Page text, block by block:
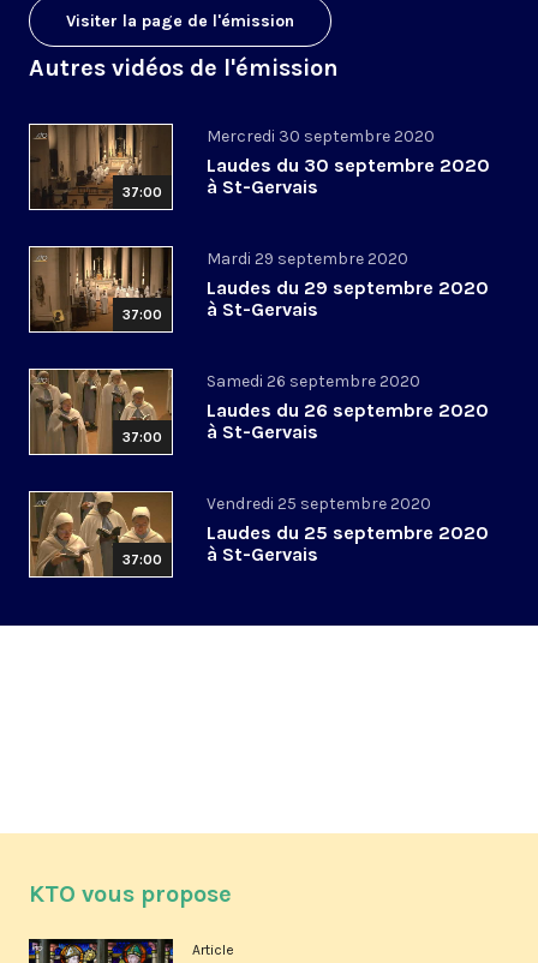
Visiter la page de l'émission
Autres vidéos de l'émission
37:00
Mercredi 30 septembre 2020
Laudes du 30 septembre 2020
à St-Gervais
37:00
Mardi 29 septembre 2020
Laudes du 29 septembre 2020
à St-Gervais
37:00
Samedi 26 septembre 2020
Laudes du 26 septembre 2020
à St-Gervais
37:00
Vendredi 25 septembre 2020
Laudes du 25 septembre 2020
à St-Gervais
KTO vous propose
Article